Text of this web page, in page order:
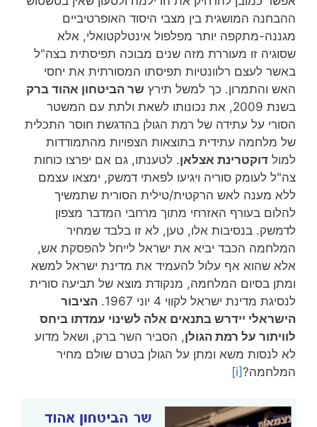
ההבחנה המושגית בין מצבי היסוד האופרטיביים
מגננה-מתקפה יותר מפלפול אינטלקטואלי, אלא
שסוגיה זו מעוררת מזה שנים מבוכה תפיסתית בצה"ל
באשר לעצם רלוונטיות תפיסתו המסורתית את יחסי
האש והתמרון. כך למשל תירץ שר הביטחון אהוד ברק
בשנת 2009, את נכונותו לשאת ולתת עם המשטר
הסורי על עתידה של רמת הגולן בהדגשת חוסר התכלית
של מלחמה עתידית בתוצאות הצפויות מהתמודדות
למול דוקטרינת אצלאן. לטענתו, גם אם יפרצו כוחות
צה"ל לעומק סוריה ויגיעו לפאתי דמשק, ימצאו עצמם
ללא מענה לאש הרקטית/טילית הסורית שתמשיך
להלום בעורף האזרחי מתוך מרחבי המדבר מצפון
לדמשק. בנסיבות אלו, טען, לא זו בלבד שמחיר
המלחמה הכבד יביא את ישראל לייחל להפסקת אש,
אלא שהוא אף עלול להעמיד את מדינת ישראל למשא
ומתן בסיום המלחמה, מנקודת מוצא של תביעה סורית
לנסיגת מדינת ישראל לקווי 4 יוני 1967.
הציבור
הישראלי יידרש בתנאים אלה לשינוי עמדתו ביחס
לוויתור על רמת הגולן, הסביר השר ברק, ושאל מדוע
לא לנסות משא ומתן על הגולן בטרם שולם מחיר
המלחמה?[i]